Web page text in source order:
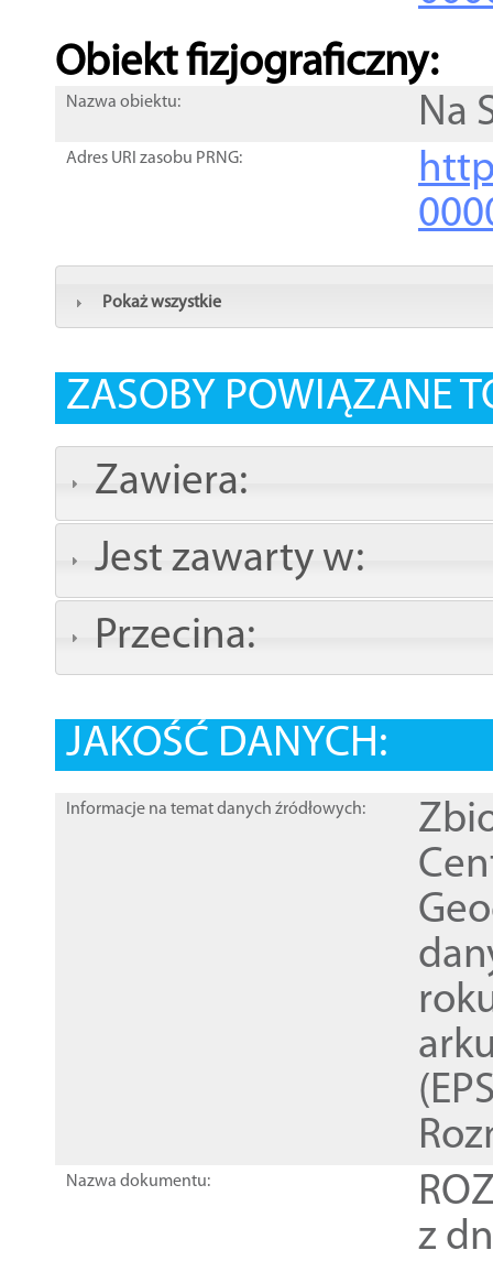
Obiekt fizjograficzny:
Nazwa obiektu: Na
Adres URI zasobu PRNG:
Pokaż wszystkie
ZASOBY POWIĄZANE
Zawiera:
Jest zawarty w:
Przecina:
JAKOŚĆ DANYCH:
Informacje na temat danych źródłowych:
Nazwa dokumentu:
z